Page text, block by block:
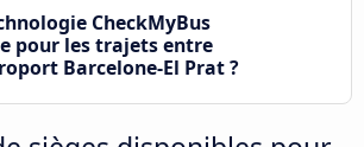
CheckMyBus
pour les trajets entre
Barcelone-El Prat ?